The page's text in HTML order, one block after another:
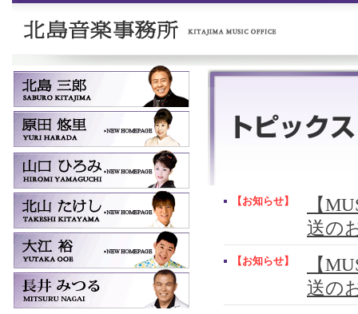
【お知らせ】
【
送の
【お知らせ】
【
送の